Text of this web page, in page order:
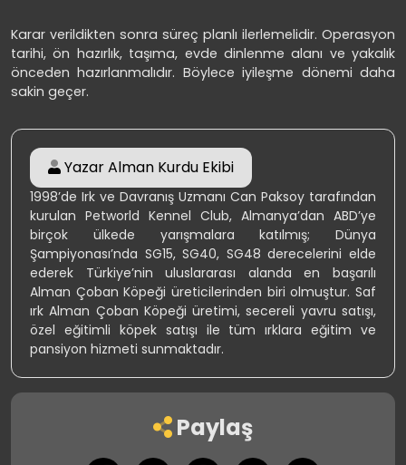
Karar verildikten sonra süreç planlı ilerlemelidir. Operasyon
tarihi, ön hazırlık, taşıma, evde dinlenme alanı ve yakalık
önceden hazırlanmalıdır. Böylece iyileşme dönemi daha
sakin geçer.
YazarAlman Kurdu Ekibi
1998’de Irk ve Davranış Uzmanı Can Paksoy tarafından
kurulan Petworld Kennel Club, Almanya’dan ABD’ye
birçok ülkede yarışmalara katılmış; Dünya
Şampiyonası’nda SG15, SG40, SG48 derecelerini elde
ederek Türkiye’nin uluslararası alanda en başarılı
Alman Çoban Köpeği üreticilerinden biri olmuştur. Saf
ırk Alman Çoban Köpeği üretimi, secereli yavru satışı,
özel eğitimli köpek satışı ile tüm ırklara eğitim ve
pansiyon hizmeti sunmaktadır.
Paylaş